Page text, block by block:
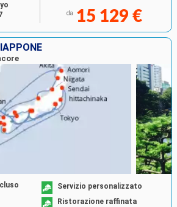
da 15 129 €
Servizio personalizzato
Ristorazione raffinata